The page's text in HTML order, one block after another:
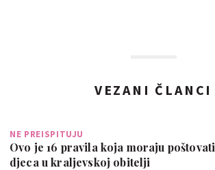
VEZANI ČLANCI
NE PREISPITUJU
Ovo je 16 pravila koja moraju poštovati
djeca u kraljevskoj obitelji